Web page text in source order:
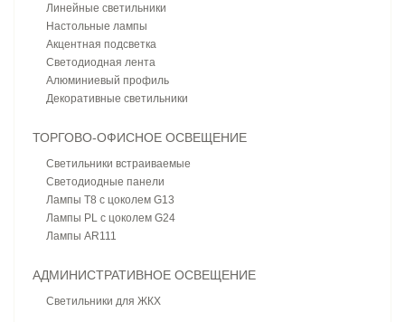
Линейные светильники
Настольные лампы
Акцентная подсветка
Светодиодная лента
Алюминиевый профиль
Декоративные светильники
ТОРГОВО-ОФИСНОЕ ОСВЕЩЕНИЕ
Светильники встраиваемые
Светодиодные панели
Лампы T8 с цоколем G13
Лампы PL с цоколем G24
Лампы AR111
АДМИНИСТРАТИВНОЕ ОСВЕЩЕНИЕ
Светильники для ЖКХ